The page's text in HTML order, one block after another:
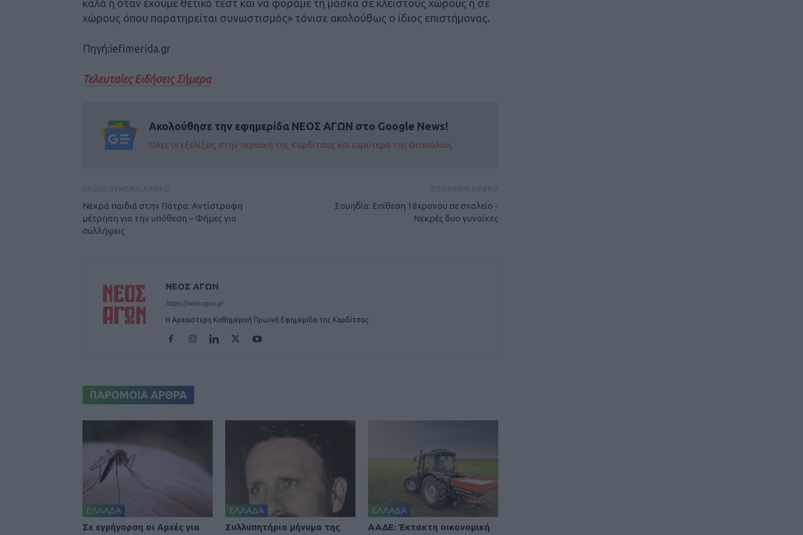
καλά ή όταν έχουμε θετικό τεστ και να φοράμε τη μάσκα σε κλειστούς χώρους ή σε
χώρους όπου παρατηρείται συνωστισμός» τόνισε ακολούθως ο ίδιος επιστήμονας.
Πηγή:iefimerida.gr
Τελευταίες Ειδήσεις Σήμερα
Ακολούθησε την εφημερίδα ΝΕΟΣ ΑΓΩΝ στο Google News!
Όλες οι εξελίξεις στην περιοχή της Καρδίτσας και ευρύτερα της Θεσσαλίας
Νεκρά παιδιά στην Πάτρα: Αντίστροφη
μέτρηση για την υπόθεση – Φήμες για
συλλήψεις
Σουηδία: Επίθεση 18χρονου σε σχολείο -
Νεκρές δυο γυναίκες
ΝΕΟΣ ΑΓΩΝ
https://neosagon.gr
Η Αρχαιότερη Καθημερινή Πρωινή Εφημερίδα της Καρδίτσας
ΠΑΡΟΜΟΙΑ ΑΡΘΡΑ
ΕΛΛΑΔΑ
Σε εγρήγορση οι Αρχές για
ΕΛΛΑΔΑ
Συλλυπητήριο μήνυμα της
ΕΛΛΑΔΑ
ΑΑΔΕ: Έκτακτη οικονομική